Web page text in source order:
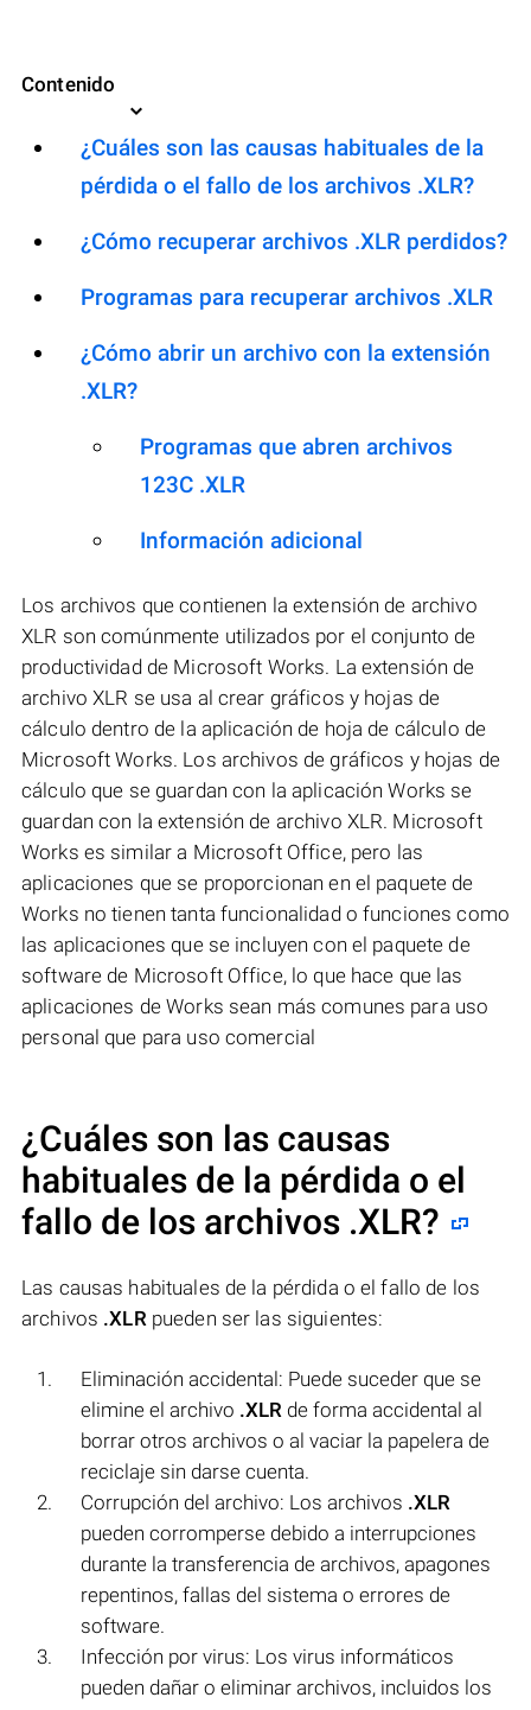
Contenido
¿Cuáles son las causas habituales de la
pérdida o el fallo de los archivos .XLR?
¿Cómo recuperar archivos .XLR perdidos?
Programas para recuperar archivos .XLR
¿Cómo abrir un archivo con la extensión
.XLR?
Programas que abren archivos
123C .XLR
Información adicional
Los archivos que contienen la extensión de archivo
XLR son comúnmente utilizados por el conjunto de
productividad de Microsoft Works. La extensión de
archivo XLR se usa al crear gráficos y hojas de
cálculo dentro de la aplicación de hoja de cálculo de
Microsoft Works. Los archivos de gráficos y hojas de
cálculo que se guardan con la aplicación Works se
guardan con la extensión de archivo XLR. Microsoft
Works es similar a Microsoft Office, pero las
aplicaciones que se proporcionan en el paquete de
Works no tienen tanta funcionalidad o funciones como
las aplicaciones que se incluyen con el paquete de
software de Microsoft Office, lo que hace que las
aplicaciones de Works sean más comunes para uso
personal que para uso comercial
¿Cuáles son las causas
habituales de la pérdida o el
fallo de los archivos .XLR?
Las causas habituales de la pérdida o el fallo de los
archivos .XLR pueden ser las siguientes:
Eliminación accidental: Puede suceder que se
elimine el archivo .XLR de forma accidental al
borrar otros archivos o al vaciar la papelera de
reciclaje sin darse cuenta.
Corrupción del archivo: Los archivos .XLR
pueden corromperse debido a interrupciones
durante la transferencia de archivos, apagones
repentinos, fallas del sistema o errores de
software.
Infección por virus: Los virus informáticos
pueden dañar o eliminar archivos, incluidos los